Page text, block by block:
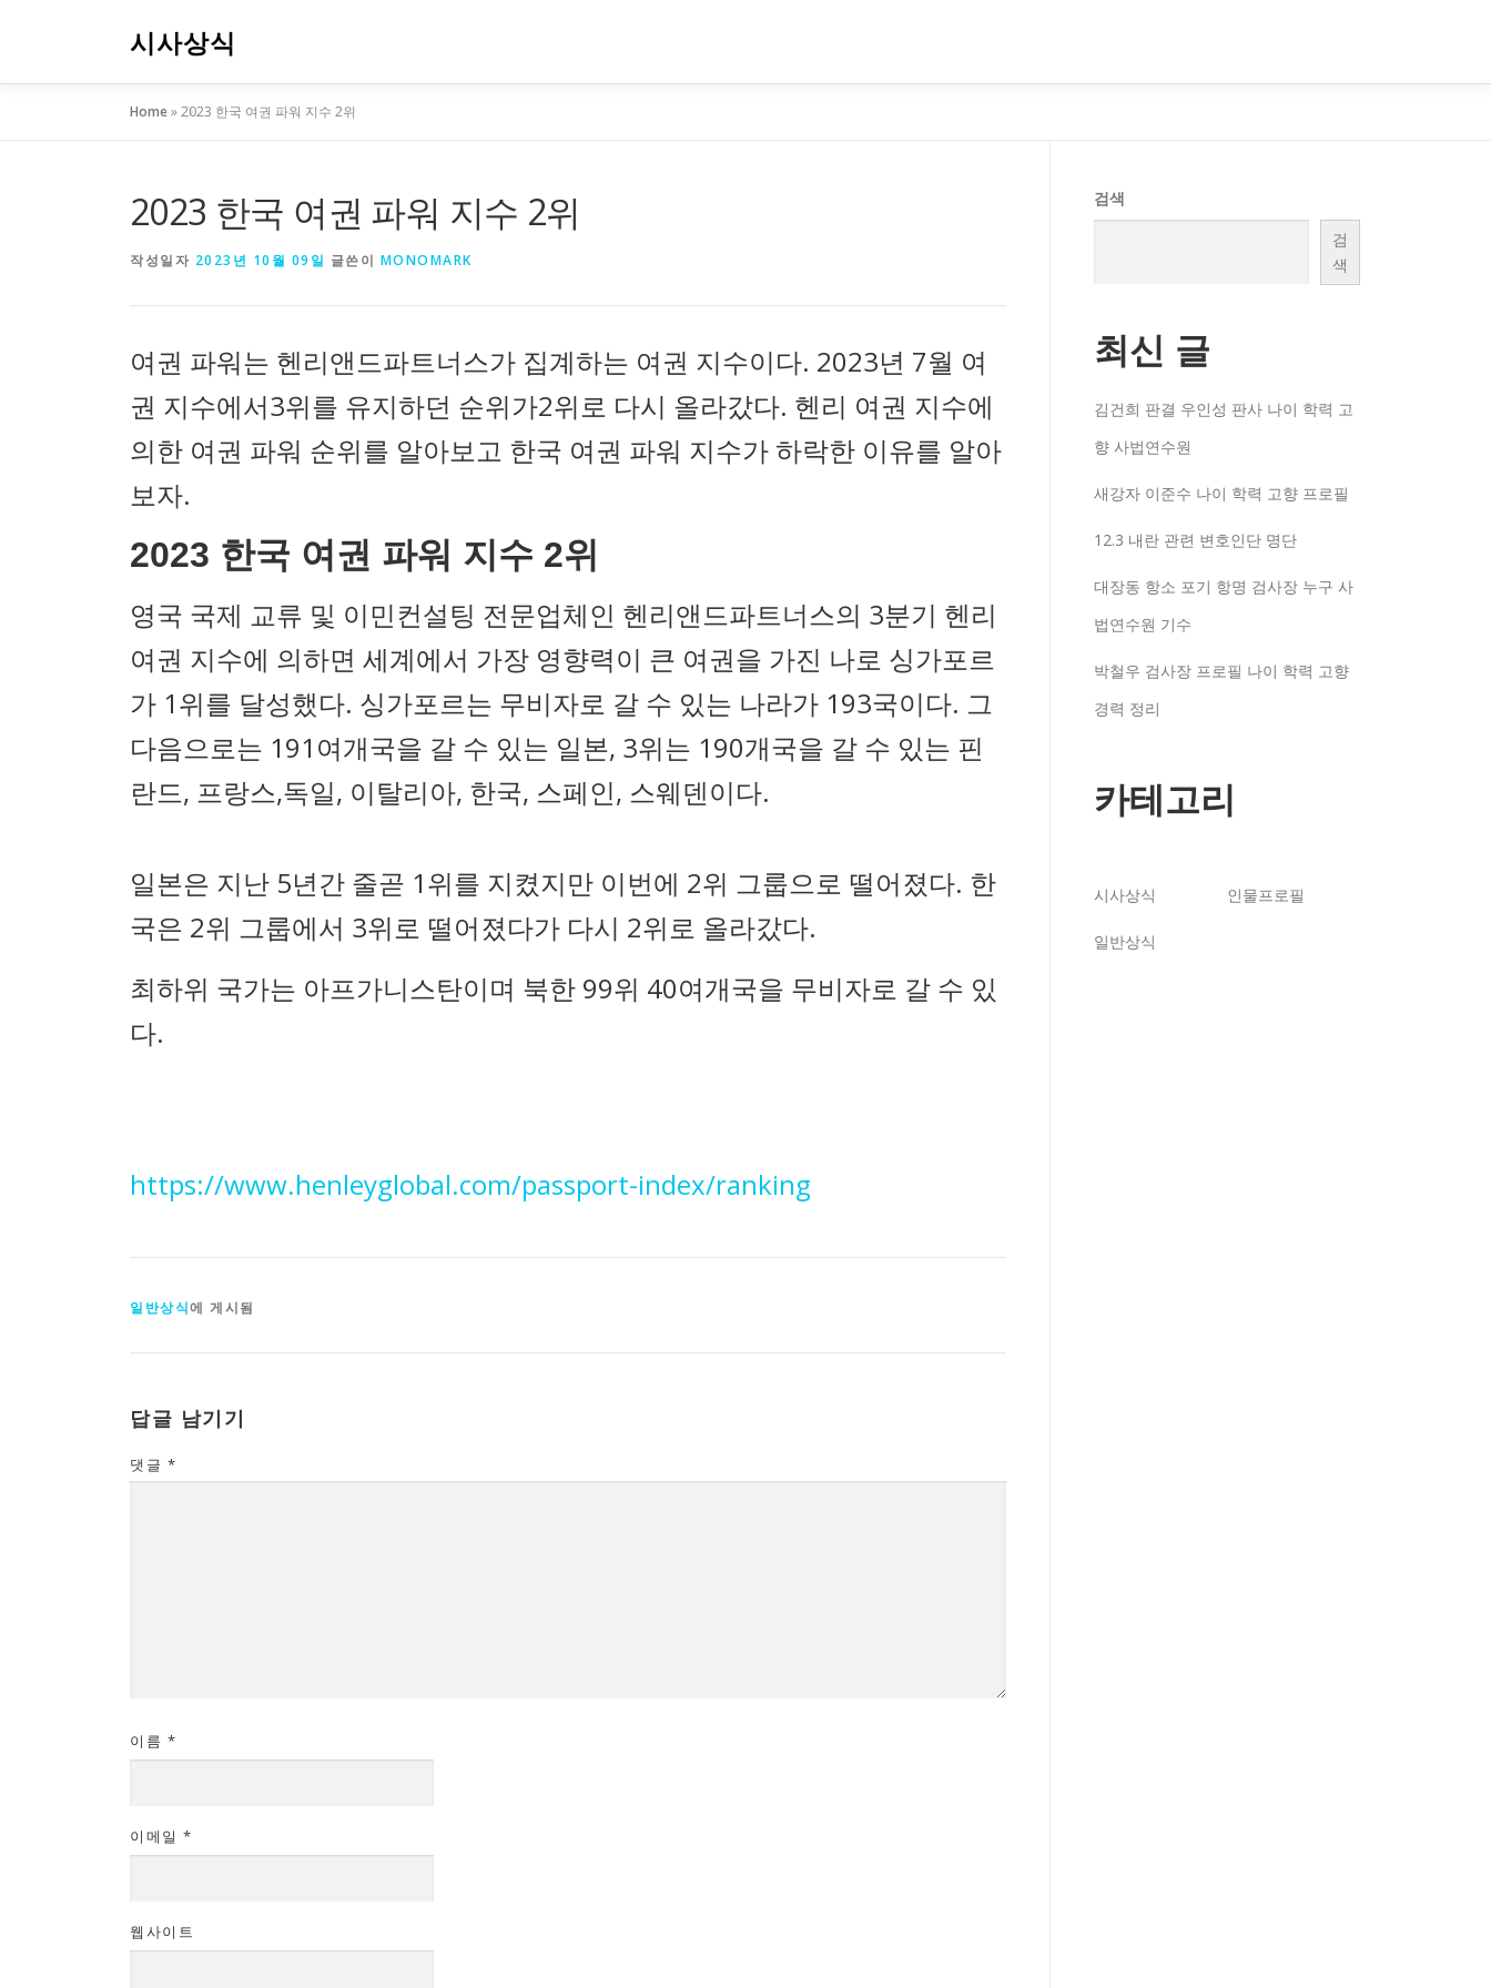
로
시사상식
Home»2023 한국 여권 파워 지수 2위
2023 한국 여권 파워 지수 2위
작성일자 2023년 10월 09일 글쓴이 MONOMARK
여권 파워는 헨리앤드파트너스가 집계하는 여권 지수이다. 2023년 7월 여
권 지수에서3위를 유지하던 순위가2위로 다시 올라갔다. 헨리 여권 지수에
의한 여권 파워 순위를 알아보고 한국 여권 파워 지수가 하락한 이유를 알아
보자.
2023 한국 여권 파워 지수 2위
영국 국제 교류 및 이민컨설팅 전문업체인 헨리앤드파트너스의 3분기 헨리
여권 지수에 의하면 세계에서 가장 영향력이 큰 여권을 가진 나로 싱가포르
가 1위를 달성했다. 싱가포르는 무비자로 갈 수 있는 나라가 193국이다. 그
다음으로는 191여개국을 갈 수 있는 일본, 3위는 190개국을 갈 수 있는 핀
란드, 프랑스,독일, 이탈리아, 한국, 스페인, 스웨덴이다.
일본은 지난 5년간 줄곧 1위를 지켰지만 이번에 2위 그룹으로 떨어졌다. 한
국은 2위 그룹에서 3위로 떨어졌다가 다시 2위로 올라갔다.
최하위 국가는 아프가니스탄이며 북한 99위 40여개국을 무비자로 갈 수 있
다.
https://www.henleyglobal.com/passport-index/ranking
일반상식에 게시됨
답글 남기기
댓글 *
이름 *
이메일 *
웹사이트
검색
검
색
최신 글
김건희 판결 우인성 판사 나이 학력 고
향 사법연수원
새강자 이준수 나이 학력 고향 프로필
12.3 내란 관련 변호인단 명단
대장동 항소 포기 항명 검사장 누구 사
법연수원 기수
박철우 검사장 프로필 나이 학력 고향
경력 정리
카테고리
시사상식 인물프로필
일반상식